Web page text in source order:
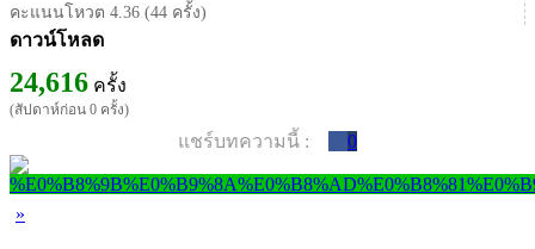
คะแนนโหวต 4.36 (44 ครั้ง)
ดาวน์โหลด
24,616 ครั้ง
(สัปดาห์ก่อน 0 ครั้ง)
แชร์บทความนี้ : 0
»